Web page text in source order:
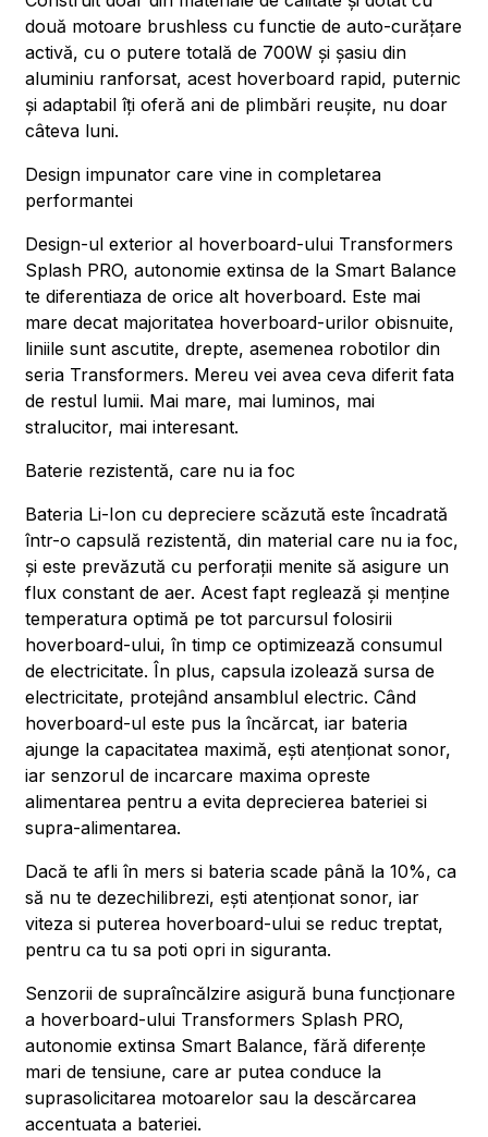
două motoare brushless cu functie de auto-curățare
activă, cu o putere totală de 700W și șasiu din
aluminiu ranforsat, acest hoverboard rapid, puternic
și adaptabil îți oferă ani de plimbări reușite, nu doar
câteva luni.
Design impunator care vine in completarea
performantei
Design-ul exterior al hoverboard-ului Transformers
Splash PRO, autonomie extinsa de la Smart Balance
te diferentiaza de orice alt hoverboard. Este mai
mare decat majoritatea hoverboard-urilor obisnuite,
liniile sunt ascutite, drepte, asemenea robotilor din
seria Transformers. Mereu vei avea ceva diferit fata
de restul lumii. Mai mare, mai luminos, mai
stralucitor, mai interesant.
Baterie rezistentă, care nu ia foc
Bateria Li-Ion cu depreciere scăzută este încadrată
într-o capsulă rezistentă, din material care nu ia foc,
și este prevăzută cu perforații menite să asigure un
flux constant de aer. Acest fapt reglează și menține
temperatura optimă pe tot parcursul folosirii
hoverboard-ului, în timp ce optimizează consumul
de electricitate. În plus, capsula izolează sursa de
electricitate, protejând ansamblul electric. Când
hoverboard-ul este pus la încărcat, iar bateria
ajunge la capacitatea maximă, ești atenționat sonor,
iar senzorul de incarcare maxima opreste
alimentarea pentru a evita deprecierea bateriei si
supra-alimentarea.
Dacă te afli în mers si bateria scade până la 10%, ca
să nu te dezechilibrezi, ești atenționat sonor, iar
viteza si puterea hoverboard-ului se reduc treptat,
pentru ca tu sa poti opri in siguranta.
Senzorii de supraîncălzire asigură buna funcționare
a hoverboard-ului Transformers Splash PRO,
autonomie extinsa Smart Balance, fără diferențe
mari de tensiune, care ar putea conduce la
suprasolicitarea motoarelor sau la descărcarea
accentuata a bateriei.